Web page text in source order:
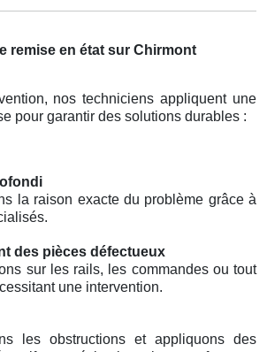
remise en état sur Chirmont
nos techniciens appliquent une
pour garantir des solutions durables :
la raison exacte du problème grâce à
des pièces défectueux
sur les rails, les commandes ou tout
une intervention.
les obstructions et appliquons des